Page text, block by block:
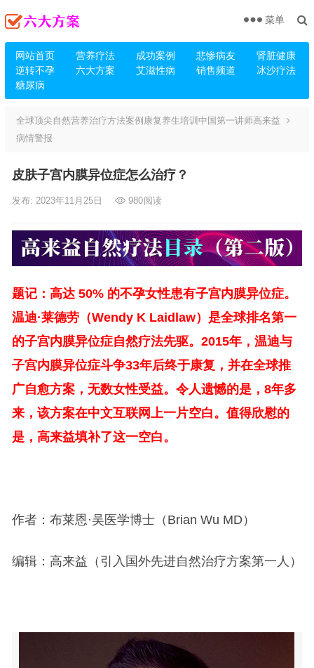
网站首页 营养疗法 成功案例 悲惨病友
肾脏健康
逆转不孕
六大方案 艾滋性病 销售频道
冰沙疗法
糖尿病
菜单
全球顶尖自然营养治疗方法案例康复养生培训中国第一讲师高来益
病情警报
皮肤子宫内膜异位症怎么治疗？
发布: 2023年11月25日 980阅读
题记：高达 50% 的不孕女性患有子宫内膜异位症。
温迪·莱德劳（Wendy K Laidlaw）是全球排名第一
的子宫内膜异位症自然疗法先驱。2015年，温迪与
子宫内膜异位症斗争33年后终于康复，并在全球推
广自愈方案，无数女性受益。令人遗憾的是，8年多
来，该方案在中文互联网上一片空白。值得欣慰的
是，高来益填补了这一空白。
作者：布莱恩·吴医学博士（Brian Wu MD）
编辑：高来益（引入国外先进自然治疗方案第一人）